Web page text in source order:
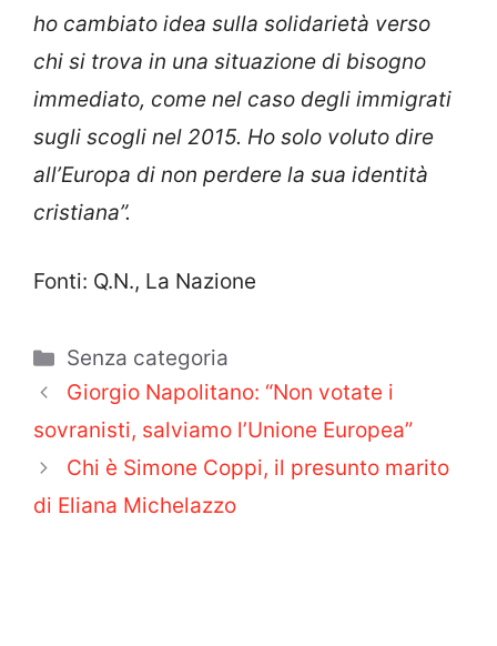
ho cambiato idea sulla solidarietà verso
chi si trova in una situazione di bisogno
immediato, come nel caso degli immigrati
sugli scogli nel 2015. Ho solo voluto dire
all’Europa di non perdere la sua identità
cristiana”.
Fonti: Q.N., La Nazione
Categorie
Senza categoria
Giorgio Napolitano: “Non votate i
sovranisti, salviamo l’Unione Europea”
Chi è Simone Coppi, il presunto marito
di Eliana Michelazzo